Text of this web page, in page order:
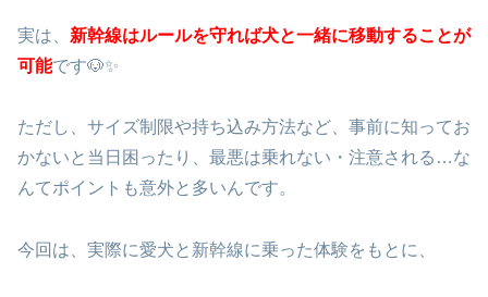
実は、 新幹線はルールを守れば犬と一緒に移動することが
可能です🐶✨
ただし、サイズ制限や持ち込み方法など、事前に知ってお
かないと当日困ったり、最悪は乗れない・注意される…な
んてポイントも意外と多いんです。
今回は、実際に愛犬と新幹線に乗った体験をもとに、